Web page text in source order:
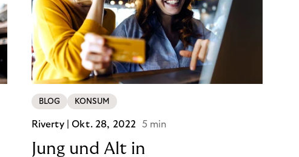
tackle.
BLOG KONSUM
Riverty | Okt. 28, 2022 5 min
Jung und Alt in